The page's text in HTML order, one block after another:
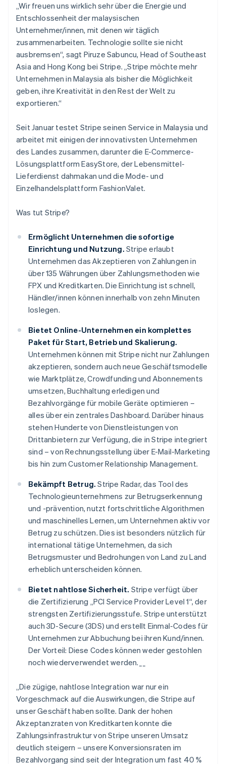
„Wir freuen uns wirklich sehr über die Energie und
Entschlossenheit der malaysischen
Unternehmer/innen, mit denen wir täglich
zusammenarbeiten. Technologie sollte sie nicht
ausbremsen“, sagt Piruze Sabuncu, Head of Southeast
Asia and Hong Kong bei Stripe. „Stripe möchte mehr
Unternehmen in Malaysia als bisher die Möglichkeit
geben, ihre Kreativität in den Rest der Welt zu
exportieren.“
Seit Januar testet Stripe seinen Service in Malaysia und
arbeitet mit einigen der innovativsten Unternehmen
des Landes zusammen, darunter die E-Commerce-
Lösungsplattform EasyStore, der Lebensmittel-
Lieferdienst dahmakan und die Mode- und
Einzelhandelsplattform FashionValet.
Was tut Stripe?
Ermöglicht Unternehmen die sofortige
Einrichtung und Nutzung. Stripe erlaubt
Unternehmen das Akzeptieren von Zahlungen in
über 135 Währungen über Zahlungsmethoden wie
FPX und Kreditkarten. Die Einrichtung ist schnell,
Händler/innen können innerhalb von zehn Minuten
loslegen.
Bietet Online-Unternehmen ein komplettes
Paket für Start, Betrieb und Skalierung.
Unternehmen können mit Stripe nicht nur Zahlungen
akzeptieren, sondern auch neue Geschäftsmodelle
wie Marktplätze, Crowdfunding und Abonnements
umsetzen, Buchhaltung erledigen und
Bezahlvorgänge für mobile Geräte optimieren –
alles über ein zentrales Dashboard. Darüber hinaus
stehen Hunderte von Dienstleistungen von
Drittanbietern zur Verfügung, die in Stripe integriert
sind – von Rechnungsstellung über E-Mail-Marketing
bis hin zum Customer Relationship Management.
Bekämpft Betrug. Stripe Radar, das Tool des
Technologieunternehmens zur Betrugserkennung
und -prävention, nutzt fortschrittliche Algorithmen
und maschinelles Lernen, um Unternehmen aktiv vor
Betrug zu schützen. Dies ist besonders nützlich für
international tätige Unternehmen, da sich
Betrugsmuster und Bedrohungen von Land zu Land
erheblich unterscheiden können.
Bietet nahtlose Sicherheit. Stripe verfügt über
die Zertifizierung „PCI Service Provider Level 1“, der
strengsten Zertifizierungsstufe. Stripe unterstützt
auch 3D-Secure (3DS) und erstellt Einmal-Codes für
Unternehmen zur Abbuchung bei ihren Kund/innen.
Der Vorteil: Diese Codes können weder gestohlen
noch wiederverwendet werden.__
„Die zügige, nahtlose Integration war nur ein
Vorgeschmack auf die Auswirkungen, die Stripe auf
unser Geschäft haben sollte. Dank der hohen
Akzeptanzraten von Kreditkarten konnte die
Zahlungsinfrastruktur von Stripe unseren Umsatz
deutlich steigern – unsere Konversionsraten im
Bezahlvorgang sind seit der Integration um fast 40 %
Australien
English
Belgien
NederlandsFrançaisDeutschEnglish
Brasilien
PortuguêsEnglish
Bulgarien
English
Dänemark
English
Deutschland
DeutschEnglish
Estland
English
Festlandchina
简体中文 English
Finnland
Frankreich
FrançaisEnglish
Gibraltar
English
Griechenland
English
Indien
English